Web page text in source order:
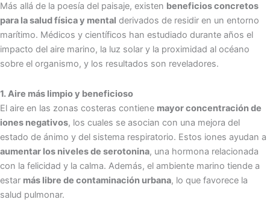
Más allá de la poesía del paisaje, existen beneficios concretos
para la salud física y mental derivados de residir en un entorno
marítimo. Médicos y científicos han estudiado durante años el
impacto del aire marino, la luz solar y la proximidad al océano
sobre el organismo, y los resultados son reveladores.
1.Aire más limpio y beneficioso
El aire en las zonas costeras contiene mayor concentración de
iones negativos, los cuales se asocian con una mejora del
estado de ánimo y del sistema respiratorio. Estos iones ayudan a
aumentar los niveles de serotonina, una hormona relacionada
con la felicidad y la calma. Además, el ambiente marino tiende a
estar más libre de contaminación urbana, lo que favorece la
salud pulmonar.